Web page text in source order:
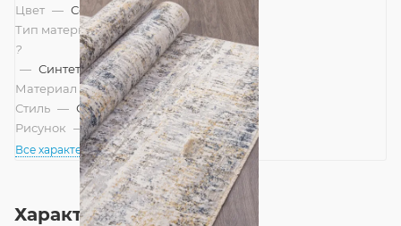
Цвет — Серый, Кремовый, Бежевый
Тип материала
?
— Синтетический, Смешанный
Материал — Полиэстер
Стиль — Современный
Рисунок — Абстракция
Все характеристики
Характеристики